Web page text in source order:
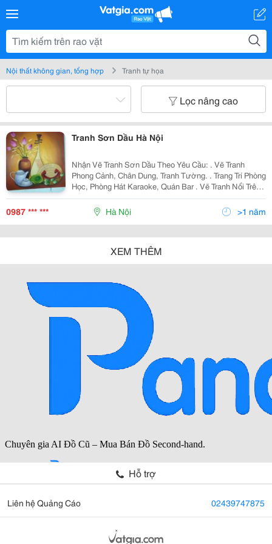
Nội thất không gian, tổng hợp Tranh tự họa
Lọc nâng cao
Tranh Sơn Dầu Hà Nội
Nhận Vẽ Tranh Sơn Dầu Theo Yêu Cầu: . Vẽ Tranh
Phong Cảnh, Chân Dung, Tranh Tường. . Trang Trí Phòng
Học, Phòng Hát Karaoke, Quán Bar . Vẽ Tranh Nổi Trên
Tường, Đắp Phù Điêu . Đặc Biệt Với Tranh 3D... Khuyến
Mại Vớ
0987 *** *** Hà Nội >1 năm
XEM THÊM
Hỗ trợ
Liên hệ Quảng Cáo 02439747875